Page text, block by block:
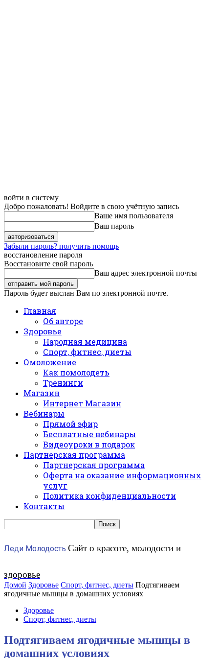
войти в систему
Добро пожаловать! Войдите в свою учётную запись
Ваше имя пользователя
Ваш пароль
Забыли пароль? получить помощь
восстановление пароля
Восстановите свой пароль
Ваш адрес электронной почты
Пароль будет выслан Вам по электронной почте.
Главная
Об авторе
Здоровье
Народная медицина
Спорт, фитнес, диеты
Омоложение
Как помолодеть
Тренинги
Магазин
Интернет Магазин
Вебинары
Прямой эфир
Бесплатные вебинары
Видеоуроки в подарок
Партнерская программа
Партнерская программа
Оферта на оказание информационных
услуг
Политика конфиденциальности
Контакты
Леди Молодость Сайт о красоте, молодости и
здоровье
Домой Здоровье Спорт, фитнес, диеты Подтягиваем
ягодичные мышцы в домашних условиях
Здоровье
Спорт, фитнес, диеты
Подтягиваем ягодичные мышцы в
домашних условиях